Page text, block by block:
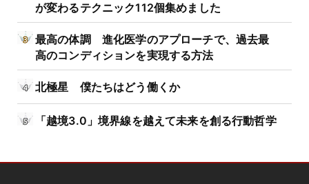
が変わるテクニック112個集めました
最高の体調 進化医学のアプローチで、過去最
高のコンディションを実現する方法
北極星 僕たちはどう働くか
「越境3.0」境界線を越えて未来を創る行動哲学